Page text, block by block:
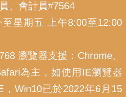
、會計員#7564
至星期五 上午8:00至12:00
瀏覽器支援：Chrome、
為主，如使用IE瀏覽器
，Win10已於2022年6月15